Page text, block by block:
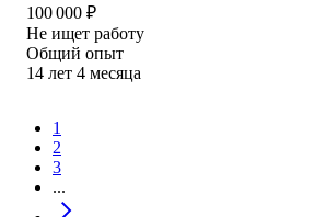
100 000 ₽
Не ищет работу
Общий опыт
14 лет 4 месяца
1
2
3
...